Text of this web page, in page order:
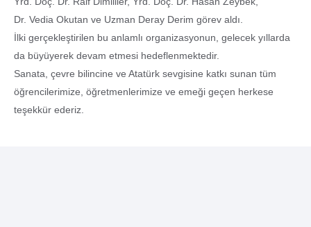
Dr. Vedia Okutan ve Uzman Deray Derim görev aldı.
İlki gerçekleştirilen bu anlamlı organizasyonun, gelecek yıllarda
da büyüyerek devam etmesi hedeflenmektedir.
Sanata, çevre bilincine ve Atatürk sevgisine katkı sunan tüm
öğrencilerimize, öğretmenlerimize ve emeği geçen herkese
teşekkür ederiz.